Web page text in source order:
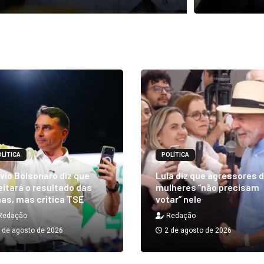
Bolsonaro diz que
o resultado das
mas critica TSE
de agosto de 2026
POLÍTICA
Lula diz que agressores
mulheres “não precisam
votar” nele
Redação
2 de agosto de 2026